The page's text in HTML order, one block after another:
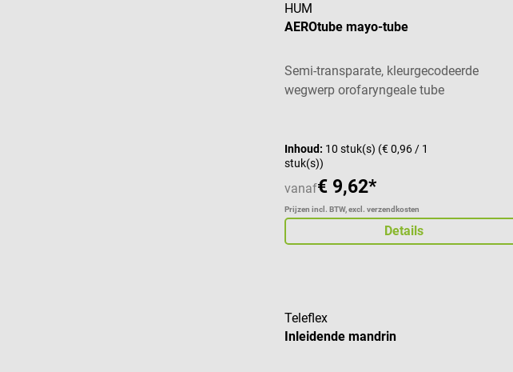
HUM
AEROtube mayo-tube
Semi-transparate, kleurgecodeerde
wegwerp orofaryngeale tube
Inhoud: 10 stuk(s) (€ 0,96 / 1
stuk(s))
vanaf€ 9,62*
Prijzen incl. BTW, excl. verzendkosten
Details
Teleflex
Inleidende mandrin